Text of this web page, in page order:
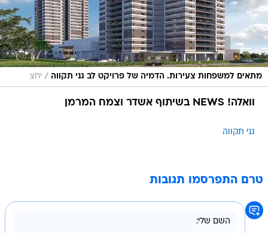
מתאים למשפחות צעירות. הדמיה של פרויקט לב גני תקווה / יחצ
וואלה! NEWS בשיתוף אשדר וצמח המרמן
גני תקווה
טרם התפרסמו תגובות